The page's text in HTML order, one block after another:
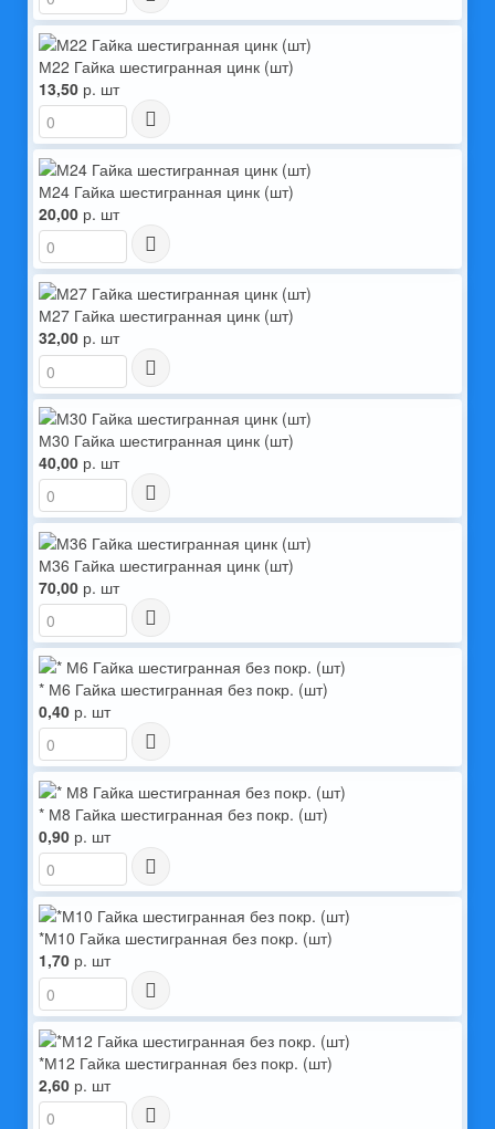
М22 Гайка шестигранная цинк (шт)
13,50 р. шт
М24 Гайка шестигранная цинк (шт)
20,00 р. шт
М27 Гайка шестигранная цинк (шт)
32,00 р. шт
М30 Гайка шестигранная цинк (шт)
40,00 р. шт
М36 Гайка шестигранная цинк (шт)
70,00 р. шт
* М6 Гайка шестигранная без покр. (шт)
0,40 р. шт
* М8 Гайка шестигранная без покр. (шт)
0,90 р. шт
*М10 Гайка шестигранная без покр. (шт)
1,70 р. шт
*М12 Гайка шестигранная без покр. (шт)
2,60 р. шт